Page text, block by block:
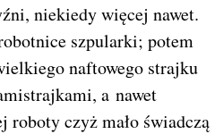
niekiedy więcej nawet.
szpularki; potem
naftowego strajku
a nawet
czyż mało świadczą